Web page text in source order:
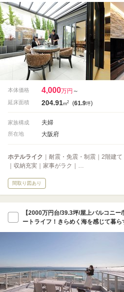
本体価格 4,000万円 ～
延床面積 204.91m2 (61.9坪)
家族構成 夫婦
所在地 大阪府
ホテルライク ｜耐震・免震・制震｜2階建
｜収納充実｜家事がラク｜…
間取り図あり
【2000万円台/39.3坪/屋上バルコニ
ートライフ！きらめく海を感じて暮ら